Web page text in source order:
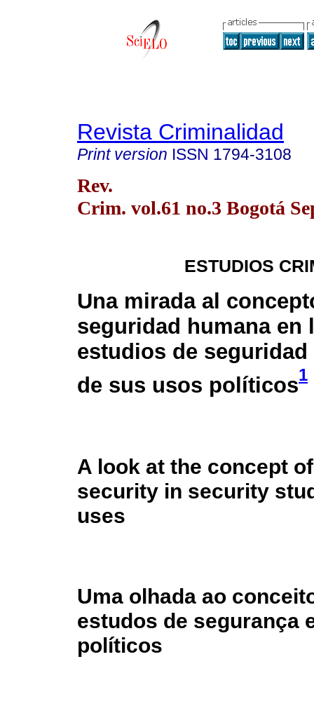
Revista Criminalidad
Print version ISSN 1794-3108
Rev.
Crim. vol.61 no.3 Bogotá
ESTUDIOS
Una mirada al
seguridad humana en
estudios de
de sus usos políticos1
A look at the concept
security in security
uses
Uma olhada ao
estudos de segurança
políticos